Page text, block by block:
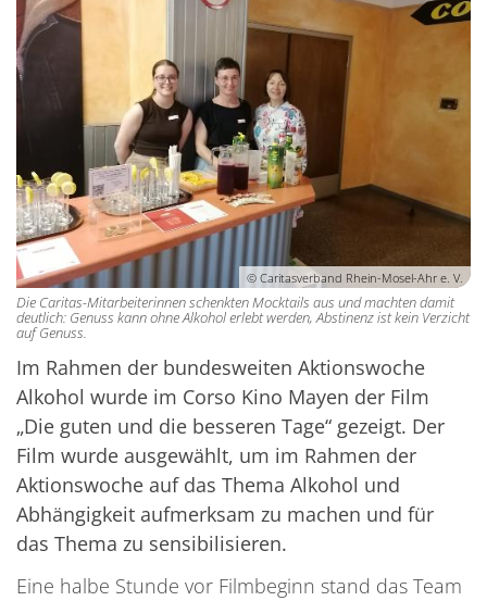
© Caritasverband Rhein-Mosel-Ahr e. V.
Die Caritas-Mitarbeiterinnen schenkten Mocktails aus und machten damit
deutlich: Genuss kann ohne Alkohol erlebt werden, Abstinenz ist kein Verzicht
auf Genuss.
Im Rahmen der bundesweiten Aktionswoche
Alkohol wurde im Corso Kino Mayen der Film
„Die guten und die besseren Tage“ gezeigt. Der
Film wurde ausgewählt, um im Rahmen der
Aktionswoche auf das Thema Alkohol und
Abhängigkeit aufmerksam zu machen und für
das Thema zu sensibilisieren.
Eine halbe Stunde vor Filmbeginn stand das Team